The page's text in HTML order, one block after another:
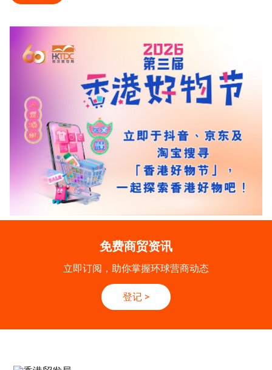
免费商贸资讯
立即订阅，助你掌握环球营商动态
登记 >